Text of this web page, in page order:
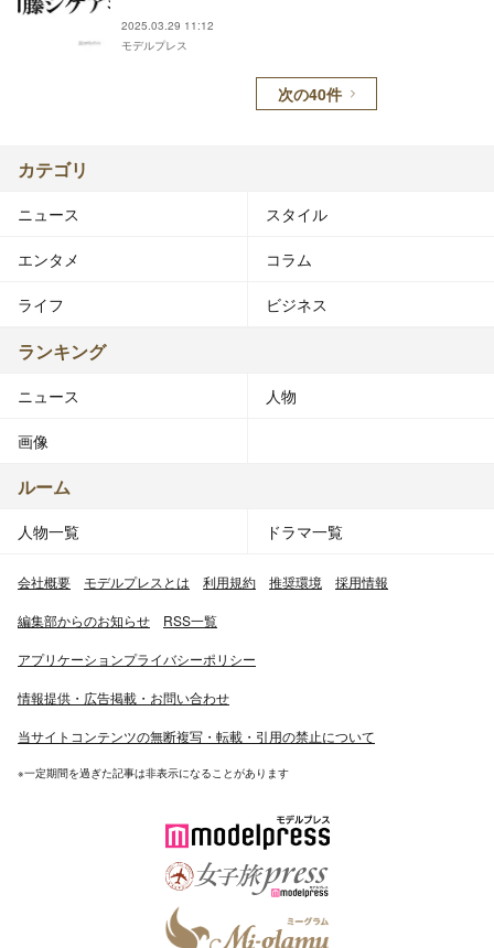
2025.03.29 11:12
モデルプレス
次の40件
カテゴリ
ニュース スタイル
エンタメ コラム
ライフ ビジネス
ランキング
ニュース 人物
画像
ルーム
人物一覧 ドラマ一覧
会社概要 モデルプレスとは 利用規約 推奨環境 採用情報
編集部からのお知らせ RSS一覧
アプリケーションプライバシーポリシー
情報提供・広告掲載・お問い合わせ
当サイトコンテンツの無断複写・転載・引用の禁止について
※一定期間を過ぎた記事は非表示になることがあります